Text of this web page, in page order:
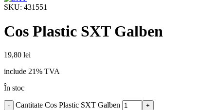
SKU: 431551
Cos Plastic SXT Galben
19,80 lei
include 21% TVA
În stoc
Cantitate Cos Plastic SXT Galben